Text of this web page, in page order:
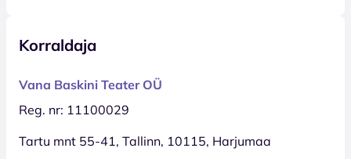
Korraldaja
Vana Baskini Teater OÜ
Reg. nr: 11100029
Tartu mnt 55-41, Tallinn, 10115, Harjumaa